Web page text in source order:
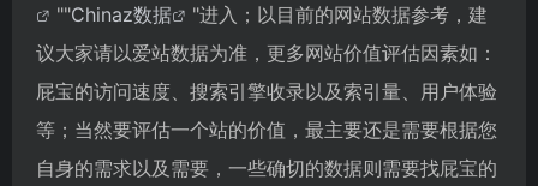
""Chinaz数据
"进入；以目前的网站数据参考，建
议大家请以爱站数据为准，更多网站价值评估因素如：
屁宝的访问速度、搜索引擎收录以及索引量、用户体验
等；当然要评估一个站的价值，最主要还是需要根据您
自身的需求以及需要，一些确切的数据则需要找屁宝的